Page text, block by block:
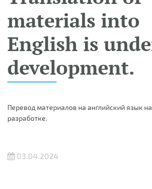
materials into
English is
development.
Перевод материалов на английский язык
разработке.
03.04.2024